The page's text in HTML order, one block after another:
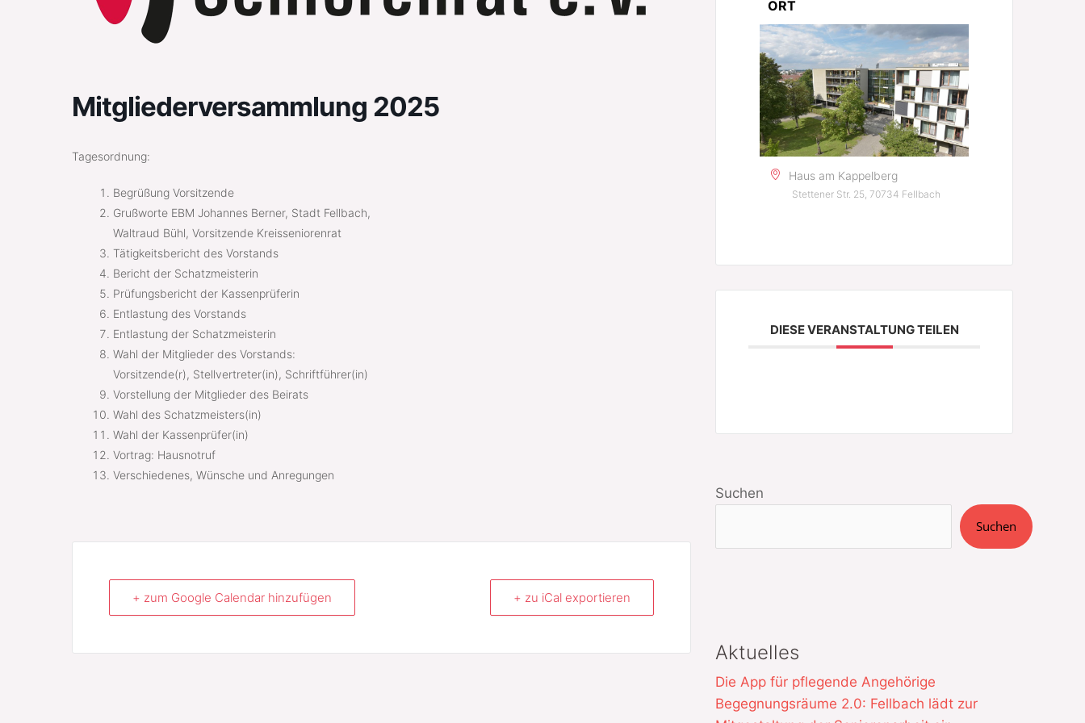
Mitgliederversammlung 2025
Tagesordnung:
Begrüßung Vorsitzende
Grußworte EBM Johannes Berner, Stadt Fellbach,
Waltraud Bühl, Vorsitzende Kreisseniorenrat
Tätigkeitsbericht des Vorstands
Bericht der Schatzmeisterin
Prüfungsbericht der Kassenprüferin
Entlastung des Vorstands
Entlastung der Schatzmeisterin
Wahl der Mitglieder des Vorstands:
Vorsitzende(r), Stellvertreter(in), Schriftführer(in)
Vorstellung der Mitglieder des Beirats
Wahl des Schatzmeisters(in)
Wahl der Kassenprüfer(in)
Vortrag: Hausnotruf
Verschiedenes, Wünsche und Anregungen
+ zum Google Calendar hinzufügen + zu iCal exportieren
ORT
Haus am Kappelberg
Stettener Str. 25, 70734 Fellbach
DIESE VERANSTALTUNG TEILEN
Suchen
Suchen
Aktuelles
Die App für pflegende Angehörige
Begegnungsräume 2.0: Fellbach lädt zur